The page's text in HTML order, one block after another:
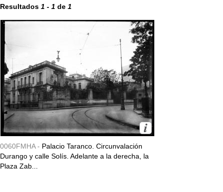
Resultados 1 - 1 de 1
0060FMHA - Palacio Taranco. Circunvalación
Durango y calle Solís. Adelante a la derecha, la
Plaza Zab...